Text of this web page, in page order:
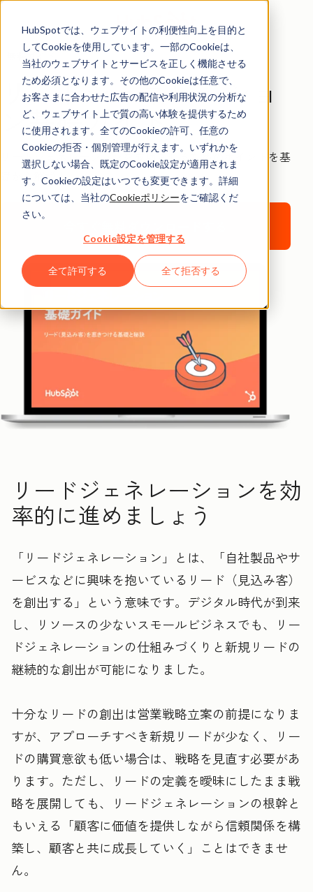
HubSpotでは、ウェブサイトの利便性向上を目的と
してCookieを使用しています。一部のCookieは、
当社のウェブサイトとサービスを正しく機能させる
ため必須となります。その他のCookieは任意で、
お客さまに合わせた広告の配信や利用状況の分析な
ど、ウェブサイト上で質の高い体験を提供するため
に使用されます。全てのCookieの許可、任意の
Cookieの拒否・個別管理が行えます。いずれかを
選択しない場合、既定のCookie設定が適用されま
す。Cookieの設定はいつでも変更できます。詳細
については、当社のCookieポリシーをご確認くだ
さい。
Cookie設定を管理する
全て許可する 全て拒否する
無料ガイド
リードジェネレーショ
ン基礎ガイド
リードジェネレーションを成功させるためのポイントを基
礎から解説！
リードジェネレーションを効
率的に進めましょう
「リードジェネレーション」とは、「自社製品やサ
ービスなどに興味を抱いているリード（見込み客）
を創出する」という意味です。デジタル時代が到来
し、リソースの少ないスモールビジネスでも、リー
ドジェネレーションの仕組みづくりと新規リードの
継続的な創出が可能になりました。
十分なリードの創出は営業戦略立案の前提になりま
すが、アプローチすべき新規リードが少なく、リー
ドの購買意欲も低い場合は、戦略を見直す必要があ
ります。ただし、リードの定義を曖昧にしたまま戦
略を展開しても、リードジェネレーションの根幹と
もいえる「顧客に価値を提供しながら信頼関係を構
築し、顧客と共に成長していく」ことはできませ
ん。